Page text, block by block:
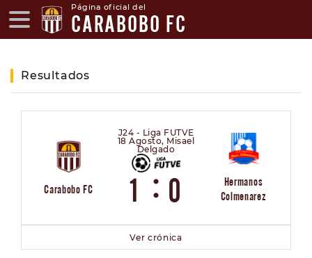
Página oficial del
CARABOBO FC
Resultados
Carabobo FC
J24 - Liga FUTVE
18 Agosto, Misael
Delgado
1 : 0
Hermanos
Colmenarez
Ver crónica